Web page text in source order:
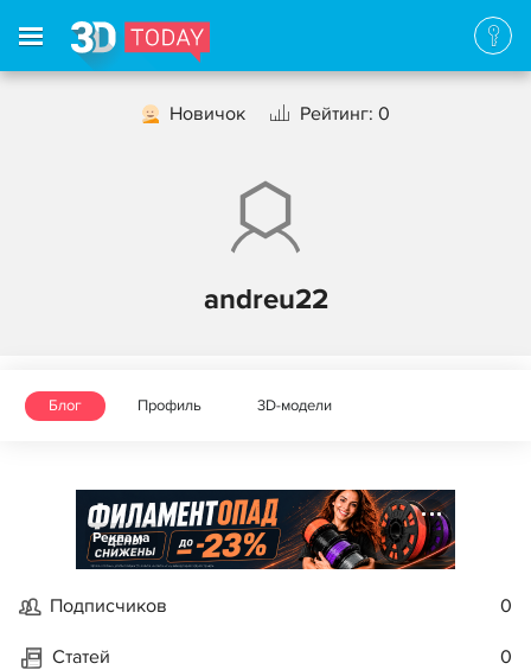
Новичок Рейтинг: 0
andreu22
Блог Профиль 3D-модели
Реклама
Подписчиков 0
Статей 0